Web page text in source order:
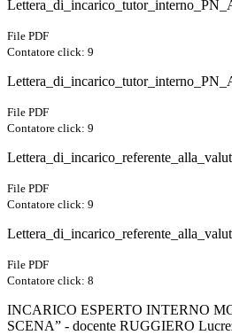
File PDF
Contatore click: 9
File PDF
Contatore click: 9
File PDF
Contatore click: 9
File PDF
Contatore click: 8
INCARICO ESPERTO INTERNO
SCENA” - docente RUGGIERO